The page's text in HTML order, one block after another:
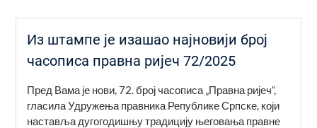
Из штампе је изашао најновији број
часописа правна ријеч 72/2025
Пред Вама је нови, 72. број часописа „Правна ријеч“,
гласила Удружења правника Републике Српске, који
наставља дугогодишњу традицију његовања правне